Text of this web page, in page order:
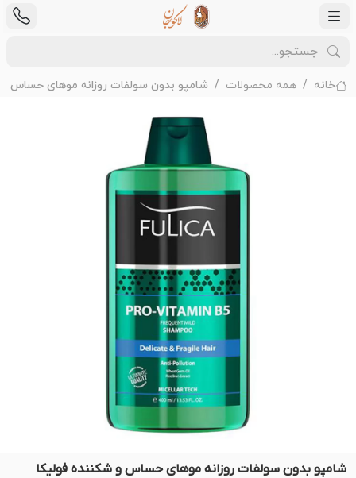
خانه همه محصولات شامپو بدون سولفات روزانه موهای حساس و
شامپو بدون سولفات روزانه موهای حساس و شکننده فولیکا